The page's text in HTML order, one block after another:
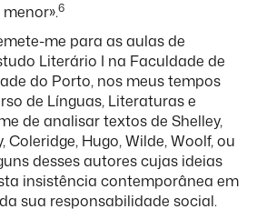
6
me para as aulas de
Literário I na Faculdade de
do Porto, nos meus tempos
de Línguas, Literaturas e
de analisar textos de Shelley,
Coleridge, Hugo, Wilde, Woolf, ou
desses autores cujas ideias
insistência contemporânea em
sua responsabilidade social.